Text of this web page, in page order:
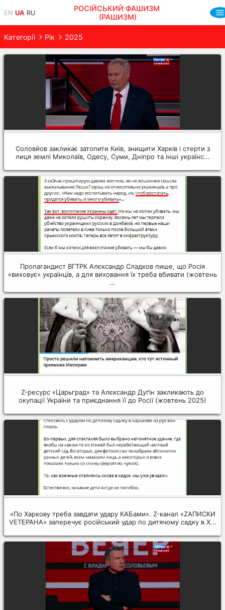
EN UA RU
РОСІЙСЬКИЙ ФАШИЗМ
(РАШИЗМ)
Категорії Рік 2025
Соловйов закликає затопити Київ, знищити Харків і стерти з
лиця землі Миколаїв, Одесу, Суми, Дніпро та інші українс...
Пропагандист ВГТРК Алєксандр Сладков пише, що Росія
«виховує» українців, а для виховання їх треба вбивати (жовтень
...
Z-ресурс «Царьград» та Алєксандр Дуґін закликають до
окупації України та приєднання її до Росії (жовтень 2025)
«По Харкову треба завдати удару КАБами». Z-канал «ZАПИСКИ
VЕТЕРАНА» заперечує російський удар по дитячому садку в Х...